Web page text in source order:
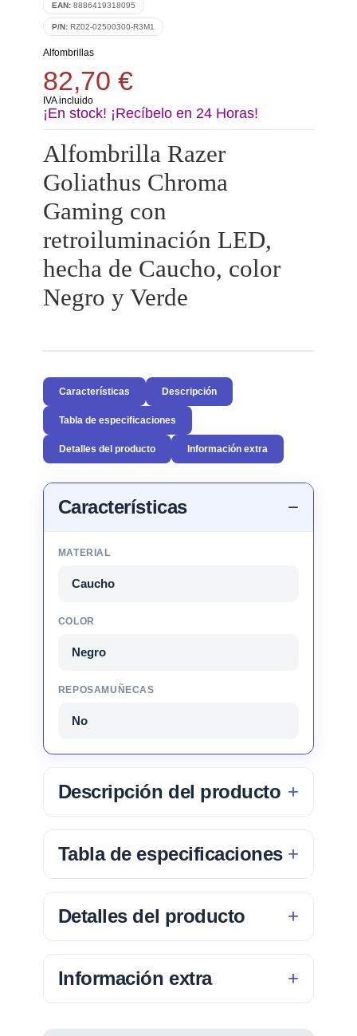
EAN: 8886419318095
P/N: RZ02-02500300-R3M1
Alfombrillas
82,70 €
IVA incluido
¡En stock! ¡Recíbelo en 24 Horas!
Alfombrilla Razer
Goliathus Chroma
Gaming con
retroiluminación LED,
hecha de Caucho, color
Negro y Verde
Características Descripción
Tabla de especificaciones
Detalles del producto Información extra
Características
MATERIAL
Caucho
COLOR
Negro
REPOSAMUÑECAS
No
Descripción del producto
Tabla de especificaciones
Detalles del producto
Información extra